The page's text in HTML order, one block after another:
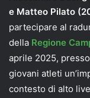
e Matteo Pilato
partecipare al
della Regione
aprile 2025,
giovani atleti
contesto di alto